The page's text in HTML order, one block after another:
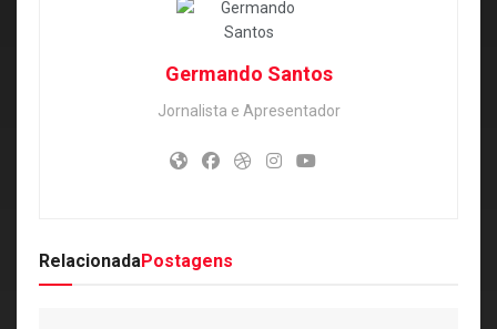
Germando Santos
Jornalista e Apresentador
RelacionadaPostagens